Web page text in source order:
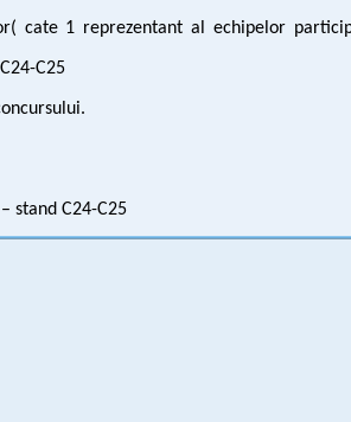
1 reprezentant al echipelor
C25
stand C24-C25